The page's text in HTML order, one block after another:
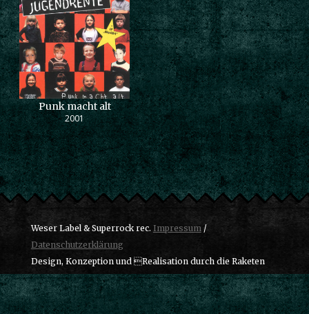
Punk macht alt
2001
Weser Label & Superrock rec. Impressum/
Datenschutzerklärung
Design, Konzeption und Realisation durch die Raketen